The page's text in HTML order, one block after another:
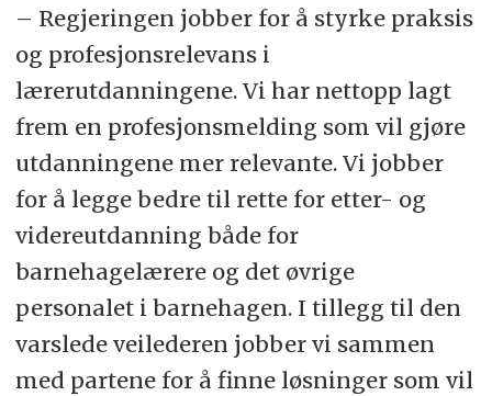
– Regjeringen jobber for å styrke praksis
og profesjonsrelevans i
lærerutdanningene. Vi har nettopp lagt
frem en profesjonsmelding som vil gjøre
utdanningene mer relevante. Vi jobber
for å legge bedre til rette for etter- og
videreutdanning både for
barnehagelærere og det øvrige
personalet i barnehagen. I tillegg til den
varslede veilederen jobber vi sammen
med partene for å finne løsninger som vil